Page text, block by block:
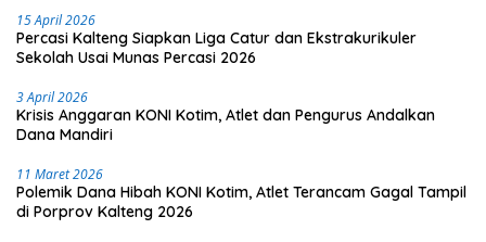
15 April 2026
Percasi Kalteng Siapkan Liga Catur dan Ekstrakurikuler
Sekolah Usai Munas Percasi 2026
3 April 2026
Krisis Anggaran KONI Kotim, Atlet dan Pengurus Andalkan
Dana Mandiri
11 Maret 2026
Polemik Dana Hibah KONI Kotim, Atlet Terancam Gagal Tampil
di Porprov Kalteng 2026